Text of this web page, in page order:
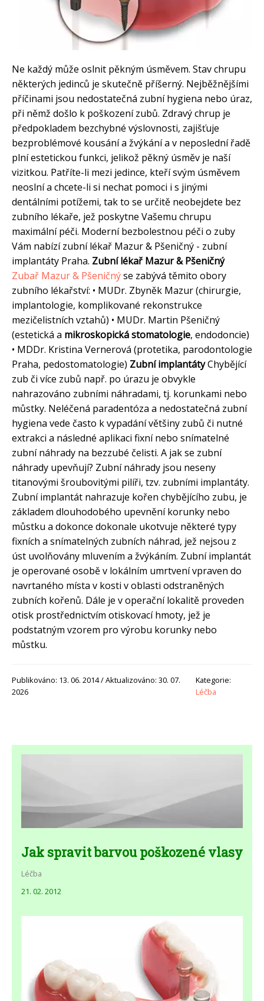
Ne každý může oslnit pěkným úsměvem. Stav chrupu
některých jedinců je skutečně příšerný. Nejběžnějšími
příčinami jsou nedostatečná zubní hygiena nebo úraz,
při němž došlo k poškození zubů. Zdravý chrup je
předpokladem bezchybné výslovnosti, zajišťuje
bezproblémové kousání a žvýkání a v neposlední řadě
plní estetickou funkci, jelikož pěkný úsměv je naší
vizitkou. Patříte-li mezi jedince, kteří svým úsměvem
neoslní a chcete-li si nechat pomoci i s jinými
dentálními potížemi, tak to se určitě neobejdete bez
zubního lékaře, jež poskytne Vašemu chrupu
maximální péči. Moderní bezbolestnou péči o zuby
Vám nabízí zubní lékař Mazur & Pšeničný - zubní
implantáty Praha. Zubní lékař Mazur & Pšeničný
Zubař Mazur & Pšeničnýse zabývá těmito obory
zubního lékařství: • MUDr. Zbyněk Mazur (chirurgie,
implantologie, komplikované rekonstrukce
mezičelistních vztahů) • MUDr. Martin Pšeničný
(estetická a mikroskopická stomatologie, endodoncie)
• MDDr. Kristina Vernerová (protetika, parodontologie
Praha, pedostomatologie) Zubní implantátyChybějící
zub či více zubů např. po úrazu je obvykle
nahrazováno zubními náhradami, tj. korunkami nebo
můstky. Neléčená paradentóza a nedostatečná zubní
hygiena vede často k vypadání většiny zubů či nutné
extrakci a následné aplikaci fixní nebo snímatelné
zubní náhrady na bezzubé čelisti. A jak se zubní
náhrady upevňují? Zubní náhrady jsou neseny
titanovými šroubovitými pilíři, tzv. zubními implantáty.
Zubní implantát nahrazuje kořen chybějícího zubu, je
základem dlouhodobého upevnění korunky nebo
můstku a dokonce dokonale ukotvuje některé typy
fixních a snímatelných zubních náhrad, jež nejsou z
úst uvolňovány mluvením a žvýkáním. Zubní implantát
je operované osobě v lokálním umrtvení vpraven do
navrtaného místa v kosti v oblasti odstraněných
zubních kořenů. Dále je v operační lokalitě proveden
otisk prostřednictvím otiskovací hmoty, jež je
podstatným vzorem pro výrobu korunky nebo
můstku.
Publikováno: 13. 06. 2014 / Aktualizováno: 30. 07.
2026
Kategorie:
Léčba
Jak spravit barvou poškozené vlasy
Léčba
21. 02. 2012